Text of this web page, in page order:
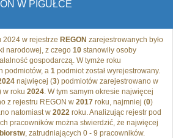
W PIGUŁCE
2024 w rejestrze REGON zarejestrowanych było
narodowej, z czego 10 stanowiły osoby
gospodarczą. W tymże roku
podmiotów, a 1 podmiot został wyrejestrowany.
najwięcej (3) podmiotów zarejestrowano w
w roku 2024. W tym samym okresie najwięcej
z rejestru REGON w 2017 roku, najmniej (0)
natomiast w 2022 roku. Analizując rejestr pod
pracowników można stwierdzić, że najwięcej
, zatrudniających 0 - 9 pracowników.